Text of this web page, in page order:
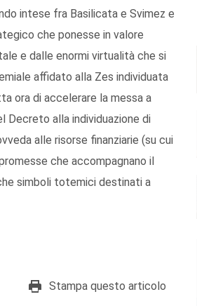
intese fra Basilicata e Svimez e
che ponesse in valore
e dalle enormi virtualità che si
affidato alla Zes individuata
ora di accelerare la messa a
alla individuazione di
alle risorse finanziarie (su cui
che accompagnano il
simboli totemici destinati a
Stampa questo articolo